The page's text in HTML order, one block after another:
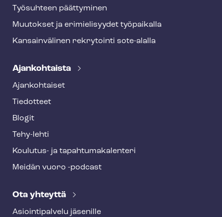
Työsuhteen päättyminen
Muutokset ja erimielisyydet työpaikalla
Kansainvälinen rekrytointi sote-alalla
Ajankohtaista
Ajankohtaiset
Tiedotteet
Blogit
Tehy-lehti
Koulutus- ja ta­pah­tu­ma­ka­len­te­ri
Meidän vuoro -podcast
Ota yhteyttä
Asioin­ti­pal­ve­lu jäsenille